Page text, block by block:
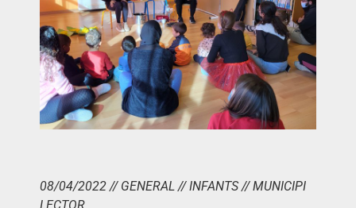
08/04/2022 // GENERAL // INFANTS // MUNICIPI